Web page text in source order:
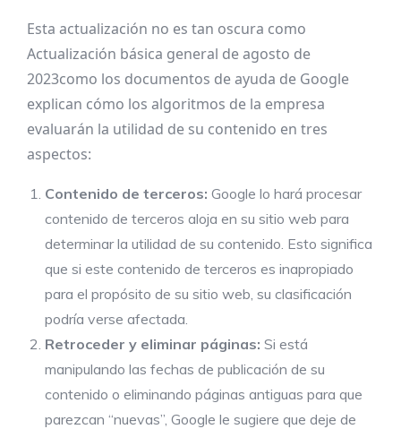
Esta actualización no es tan oscura como
Actualización básica general de agosto de
2023como los documentos de ayuda de Google
explican cómo los algoritmos de la empresa
evaluarán la utilidad de su contenido en tres
aspectos:
Contenido de terceros: Google lo hará procesar
contenido de terceros aloja en su sitio web para
determinar la utilidad de su contenido. Esto significa
que si este contenido de terceros es inapropiado
para el propósito de su sitio web, su clasificación
podría verse afectada.
Retroceder y eliminar páginas: Si está
manipulando las fechas de publicación de su
contenido o eliminando páginas antiguas para que
parezcan “nuevas”, Google le sugiere que deje de